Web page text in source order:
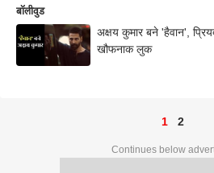
बॉलीवुड
अक्षय कुमार बने 'हैवान',
खौफनाक लुक
1 2
Continues below